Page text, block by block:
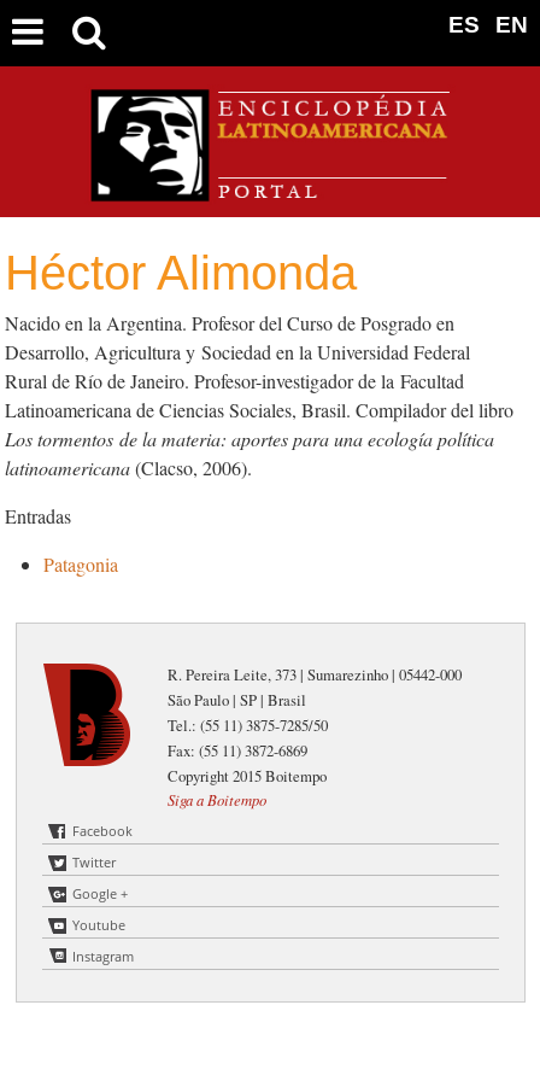
EN
ES
Héctor Alimonda
Nacido en la Argentina. Profesor del Curso de Posgrado en
Desarrollo, Agricultura y Sociedad en la Universidad Federal
Rural de Río de Janeiro. Profesor-investigador de la Facultad
Latinoamericana de Ciencias Sociales, Brasil. Compilador del libro
Los tormentos de la materia: aportes para una ecología política
latinoamericana(Clacso, 2006).
Entradas
Patagonia
R. Pereira Leite, 373 | Sumarezinho | 05442-000
São Paulo | SP | Brasil
Tel.: (55 11) 3875-7285/50
Fax: (55 11) 3872-6869
Copyright 2015 Boitempo
Siga a Boitempo
Facebook
Twitter
Google +
Youtube
Instagram